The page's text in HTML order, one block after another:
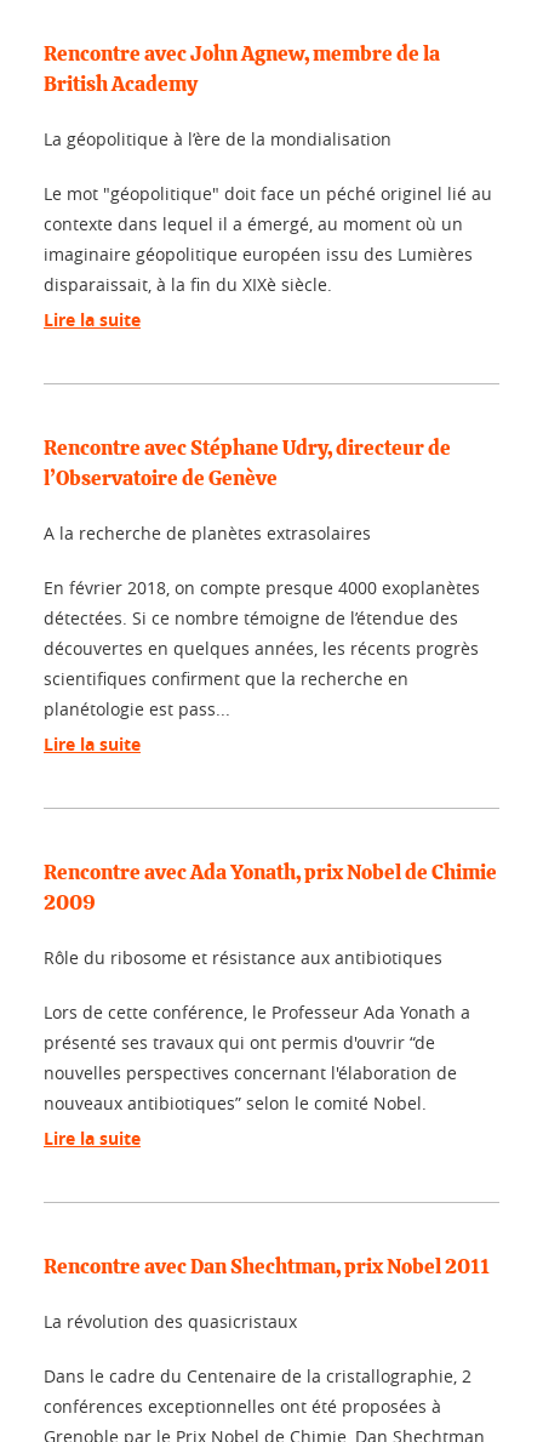
Rencontre avec John Agnew, membre de la
British Academy
La géopolitique à l’ère de la mondialisation
Le mot "géopolitique" doit face un péché originel lié au
contexte dans lequel il a émergé, au moment où un
imaginaire géopolitique européen issu des Lumières
disparaissait, à la fin du XIXè siècle.
Lire la suite
Rencontre avec Stéphane Udry, directeur de
l’Observatoire de Genève
A la recherche de planètes extrasolaires
En février 2018, on compte presque 4000 exoplanètes
détectées. Si ce nombre témoigne de l’étendue des
découvertes en quelques années, les récents progrès
scientifiques confirment que la recherche en
planétologie est pass...
Lire la suite
Rencontre avec Ada Yonath, prix Nobel de Chimie
2009
Rôle du ribosome et résistance aux antibiotiques
Lors de cette conférence, le Professeur Ada Yonath a
présenté ses travaux qui ont permis d'ouvrir “de
nouvelles perspectives concernant l'élaboration de
nouveaux antibiotiques” selon le comité Nobel.
Lire la suite
Rencontre avec Dan Shechtman, prix Nobel 2011
La révolution des quasicristaux
Dans le cadre du Centenaire de la cristallographie, 2
conférences exceptionnelles ont été proposées à
Grenoble par le Prix Nobel de Chimie, Dan Shechtman,